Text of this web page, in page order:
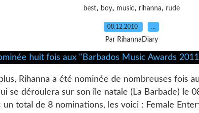
best, boy, music, rihanna, rude
08.12.2010 …
Par RihannaDiary
Rihanna a été nominée de nombreuses fois
se déroulera sur son île natale (La Barbade) le
total de 8 nominations, les voici : Female